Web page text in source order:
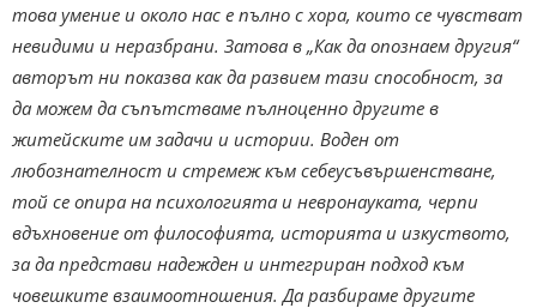
това умение и около нас е пълно с хора, които се чувстват
невидими и неразбрани. Затова в „Как да опознаем другия“
авторът ни показва как да развием тази способност, за
да можем да съпътстваме пълноценно другите в
житейските им задачи и истории. Воден от
любознателност и стремеж към себеусъвършенстване,
той се опира на психологията и невронауката, черпи
вдъхновение от философията, историята и изкуството,
за да представи надежден и интегриран подход към
човешките взаимоотношения. Да разбираме другите